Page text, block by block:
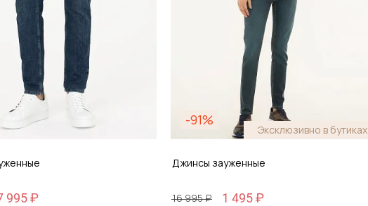
995 ₽
-91%
Эксклюзивно в бутиках
Джинсы зауженные
16 995 ₽ 1 495 ₽